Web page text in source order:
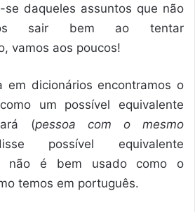
se daqueles assuntos que não
sair bem ao tentar
vamos aos poucos!
em dicionários encontramos o
um possível equivalente
(pessoa com o mesmo
possível equivalente
não é bem usado como o
temos em português.